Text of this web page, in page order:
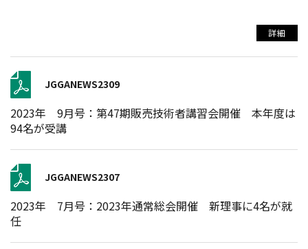
詳細
JGGANEWS2309
2023年 9月号：第47期販売技術者講習会開催 本年度は
94名が受講
JGGANEWS2307
2023年 7月号：2023年通常総会開催 新理事に4名が就
任